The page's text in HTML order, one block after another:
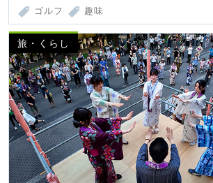
ゴルフ 趣味
旅・くらし